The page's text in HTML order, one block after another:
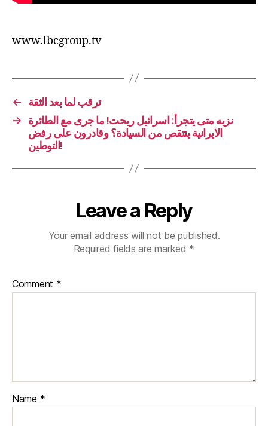
www.lbcgroup.tv
←
ترقب لما بعد الثقة
→
نزيه متى يتجرأ: اسرائيل ربحت! ما جرى مع الطائرة
الايرانية ينتقص من السيادة؟ وقادرون على رفض
التوطين!
Leave a Reply
Your email address will not be published.
Required fields are marked *
Comment *
Name *